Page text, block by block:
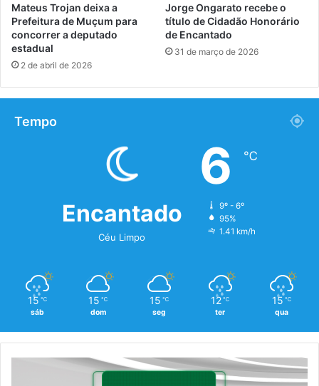
Mateus Trojan deixa a
Prefeitura de Muçum para
concorrer a deputado
estadual
2 de abril de 2026
Jorge Ongarato recebe o
título de Cidadão Honorário
de Encantado
31 de março de 2026
Tempo
Encantado
Céu Limpo
6 ℃
9º - 6º
95%
1.41 km/h
15 ℃
sáb
15 ℃
dom
15 ℃
seg
12 ℃
ter
15 ℃
qua